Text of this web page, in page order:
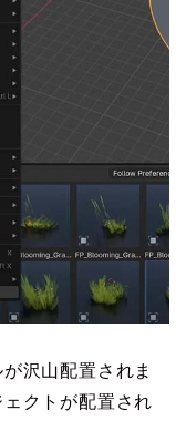
沢山配置されま
クトが配置され